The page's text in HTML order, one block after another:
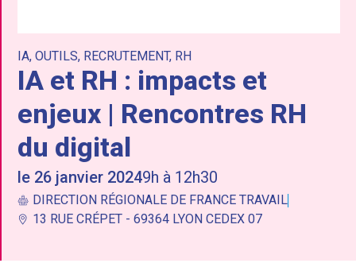
IA, OUTILS, RECRUTEMENT, RH
IA et RH : impacts et
enjeux | Rencontres RH
du digital
le 26 janvier 20249h à 12h30
DIRECTION RÉGIONALE DE FRANCE TRAVAIL
13 RUE CRÉPET - 69364 LYON CEDEX 07